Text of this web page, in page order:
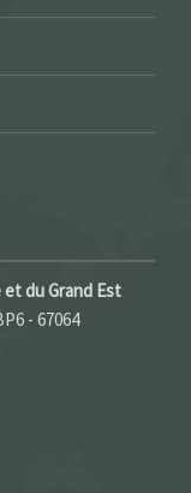
et du Grand Est
- 67064